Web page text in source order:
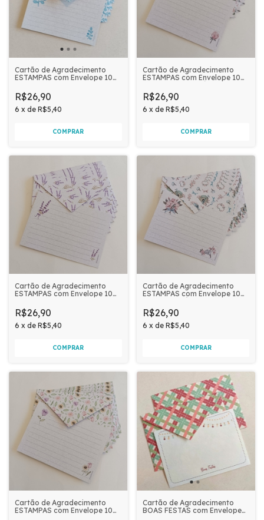
Cartão de Agradecimento
ESTAMPAS com Envelope 10
R$26,90
6 x de R$5,40
Cartão de Agradecimento
ESTAMPAS com Envelope 10
R$26,90
6 x de R$5,40
Cartão de Agradecimento
ESTAMPAS com Envelope 10
R$26,90
6 x de R$5,40
Cartão de Agradecimento
ESTAMPAS com Envelope 10
R$26,90
6 x de R$5,40
Cartão de Agradecimento
ESTAMPAS com Envelope 10
Cartão de Agradecimento
BOAS FESTAS com Envelope